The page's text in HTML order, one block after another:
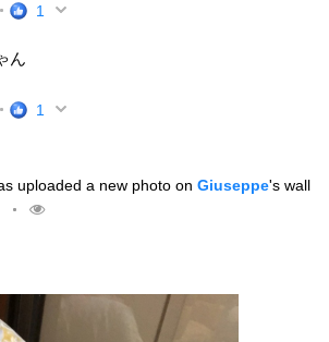
1
ん
1
uploaded a new photo on Giuseppe's wall